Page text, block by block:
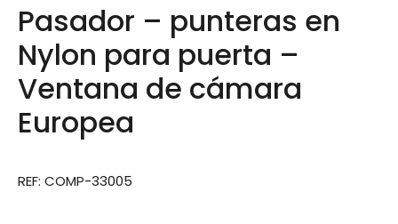
Pasador – punteras en
Nylon para puerta –
Ventana de cámara
Europea
REF: COMP-33005